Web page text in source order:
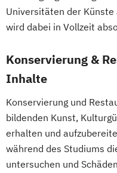
Lehramt dex:
materielle Kultur
Lehramt kkp:
Praxis
Medienkunst
Kunst
Transmediale
Social Design -
Sprachkunst
Universitäten der
wird dabei in Vollzeit
Konservierung &
Inhalte
Konservierung und
bildenden Kunst,
erhalten und
während des Studiums
untersuchen und